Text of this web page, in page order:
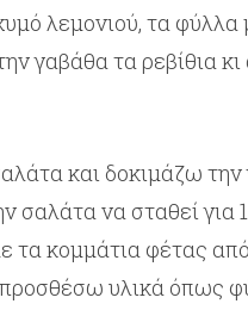
λεμονιού, τα
γαβάθα τα ρεβίθια
και δοκιμάζω την
σαλάτα να σταθεί για
τα κομμάτια φέτας
υλικά όπως